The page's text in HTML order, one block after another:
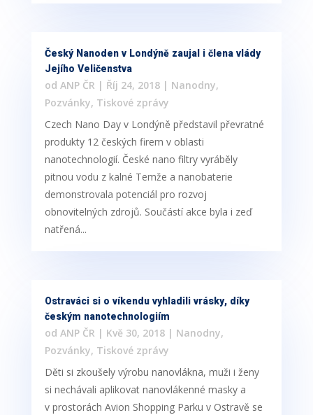
Český Nanoden v Londýně zaujal i člena vlády
Jejího Veličenstva
od ANP ČR | Říj 24, 2018| Nanodny,
Pozvánky, Tiskové zprávy
Czech Nano Day v Londýně představil převratné
produkty 12 českých firem v oblasti
nanotechnologií. České nano filtry vyráběly
pitnou vodu z kalné Temže a nanobaterie
demonstrovala potenciál pro rozvoj
obnovitelných zdrojů. Součástí akce byla i zeď
natřená...
Ostraváci si o víkendu vyhladili vrásky, díky
českým nanotechnologiím
od ANP ČR | Kvě 30, 2018| Nanodny,
Pozvánky, Tiskové zprávy
Děti si zkoušely výrobu nanovlákna, muži i ženy
si nechávali aplikovat nanovlákenné masky a
v prostorách Avion Shopping Parku v Ostravě se